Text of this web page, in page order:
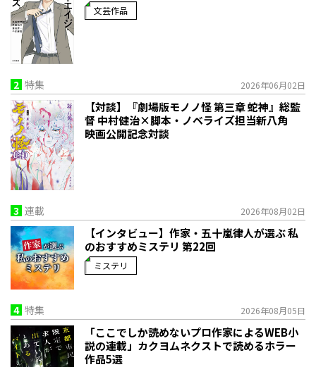
文芸作品
2 特集 2026年06月02日
【対談】『劇場版モノノ怪 第三章 蛇神』総監
督 中村健治×脚本・ノベライズ担当新八角
映画公開記念対談
3 連載 2026年08月02日
【インタビュー】作家・五十嵐律人が選ぶ 私
のおすすめミステリ 第22回
ミステリ
4 特集 2026年08月05日
「ここでしか読めないプロ作家によるWEB小
説の連載」――カクヨムネクストで読めるホラー
作品5選